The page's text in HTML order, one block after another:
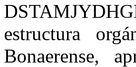
estructura
Bonaerense,